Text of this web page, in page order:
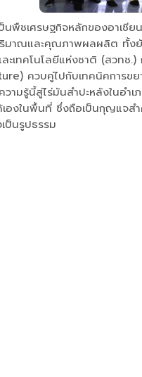
นพืชเศรษฐกิจหลักของอาเ
าณและคุณภาพผลผลิต ทั้งยั
ะเทคโนโลยีแห่งชาติ (สวทช
ควบคู่ไปกับเทคนิคการข
ามรู้นี้สู่ไร่มันสำปะหลังในอำ
องในพื้นที่ ซึ่งถือเป็นกุญแจส
ป็นรูปธรรม